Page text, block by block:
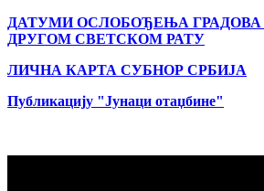
ДАТУМИ ОСЛОБОЂЕЊА ГРАДОВА
ДРУГОМ СВЕТСКОМ РАТУ
ЛИЧНА КАРТА СУБНОР СРБИЈА
Публикацију "Јунаци отаџбине"